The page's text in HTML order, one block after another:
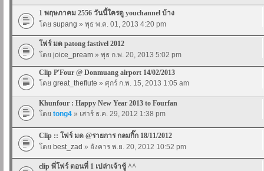
1 พฤษภาคม 2556 วันนี้ใครดู youchannel บ้าง
โดย supang » พุธ พ.ค. 01, 2013 4:20 pm
โฟร์ มด patong fastivel 2012
โดย joice_pream » พุธ ก.พ. 20, 2013 5:02 pm
Clip P'Four @ Donmuang airport 14/02/2013
โดย great_theflute » ศุกร์ ก.พ. 15, 2013 1:05 am
Khunfour : Happy New Year 2013 to Fourfan
โดย tong4 » เสาร์ ธ.ค. 29, 2012 1:38 pm
Clip :: โฟร์ มด @รายการ กลมกิ๊ก 18/11/2012
โดย best_zad » อังคาร พ.ย. 20, 2012 10:52 pm
clip พี่โฟร์ ตอนที่ 1 เปล่าเจ้าชู้ ^^